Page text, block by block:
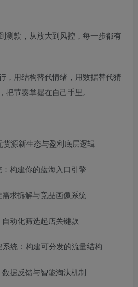
测款，从放大到风控，每一步都有
，用结构替代情绪，用数据替代猜
节奏掌握在自己手里。
源新生态与盈利底层逻辑
构建你的蓝海入口引擎
求拆解与竞品画像系统
动化筛选起店关键款
统：构建可分发的流量结构
据反馈与智能淘汰机制